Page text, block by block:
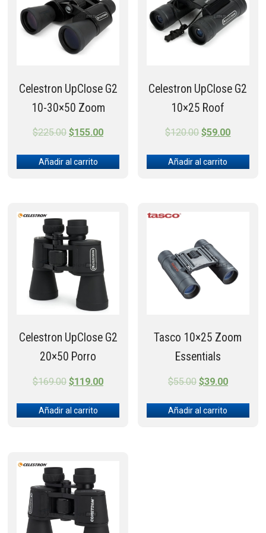
Celestron UpClose G2
10-30×50 Zoom
$225.00 Original
was:
$155.00Current
is:
Añadir al carrito
Celestron UpClose G2
10×25 Roof
$120.00Original
was:
$59.00Current
is:
Añadir al carrito
Celestron UpClose G2
20×50 Porro
$169.00 Original
was:
$119.00Current
is:
Añadir al carrito
Tasco 10×25 Zoom
Essentials
$55.00 Original
was:
$39.00Current
is:
Añadir al carrito